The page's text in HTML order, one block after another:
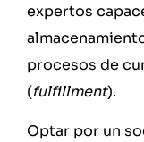
expertos
procesos de
(fulfillment).
Optar por un